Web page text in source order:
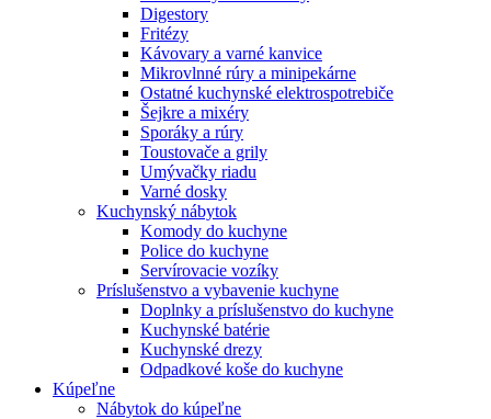
Digestory
Fritézy
Kávovary a varné kanvice
Mikrovlnné rúry a minipekárne
Ostatné kuchynské elektrospotrebiče
Šejkre a mixéry
Sporáky a rúry
Toustovače a grily
Umývačky riadu
Varné dosky
Kuchynský nábytok
Komody do kuchyne
Police do kuchyne
Servírovacie vozíky
Príslušenstvo a vybavenie kuchyne
Doplnky a príslušenstvo do kuchyne
Kuchynské batérie
Kuchynské drezy
Odpadkové koše do kuchyne
Kúpeľne
Nábytok do kúpeľne